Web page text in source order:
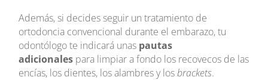
Además, si decides seguir un tratamiento de
ortodoncia convencional durante el embarazo, tu
odontólogo te indicará unas pautas
adicionales para limpiar a fondo los recovecos de las
encías, los dientes, los alambres y losbrackets.